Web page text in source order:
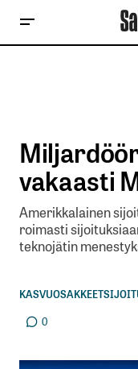
vakaasti
Amerikkalainen
roimasti
teknojätin
KASVUOSAKKEET
0